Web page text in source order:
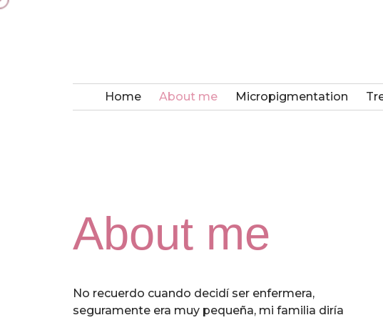
Home About me Micropigmentation
About me
No recuerdo cuando decidí ser enfermera,
seguramente era muy pequeña, mi familia diría